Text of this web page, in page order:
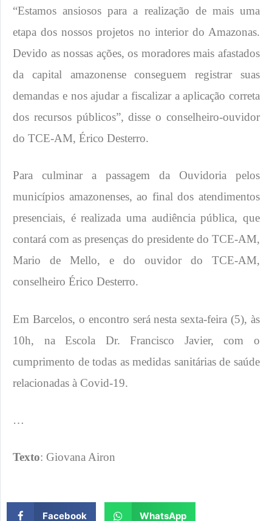
“Estamos ansiosos para a realização de mais uma
etapa dos nossos projetos no interior do Amazonas.
Devido as nossas ações, os moradores mais afastados
da capital amazonense conseguem registrar suas
demandas e nos ajudar a fiscalizar a aplicação correta
dos recursos públicos”, disse o conselheiro-ouvidor
do TCE-AM, Érico Desterro.
Para culminar a passagem da Ouvidoria pelos
municípios amazonenses, ao final dos atendimentos
presenciais, é realizada uma audiência pública, que
contará com as presenças do presidente do TCE-AM,
Mario de Mello, e do ouvidor do TCE-AM,
conselheiro Érico Desterro.
Em Barcelos, o encontro será nesta sexta-feira (5), às
10h, na Escola Dr. Francisco Javier, com o
cumprimento de todas as medidas sanitárias de saúde
relacionadas à Covid-19.
…
Texto: Giovana Airon
Facebook WhatsApp